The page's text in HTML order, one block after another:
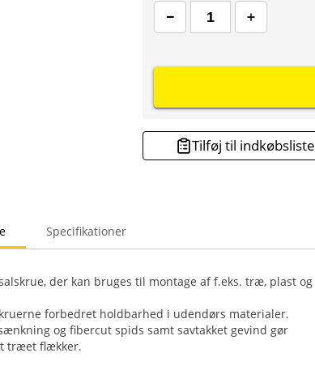
Tilføj til indkøbsliste
Specifikationer
der kan bruges til montage af f.eks. træ, plast og
forbedret holdbarhed i udendørs materialer.
og fibercut spids samt savtakket gevind gør
træet flækker.